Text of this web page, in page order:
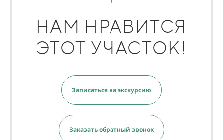
НАМ НРАВИТСЯ
ЭТОТ УЧАСТОК!
Записаться на экскурсию
Заказать обратный звонок